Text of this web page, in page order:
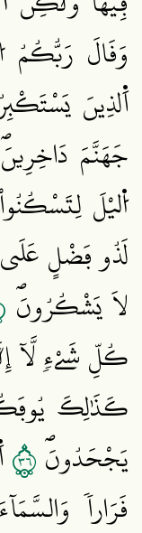
وَقَالَ
اَ۬لذِينَ
جَهَنَّمَ دَاخِرِينَۖ
اُ۬ليْلَ
لَذُو فَضْلٍ
لَا يَشْكُرُونَۖ
كُلِّ شَےْءٖ لَّآ
كَذَٰلِكَ يُوفَكُ
يَجْحَدُونَۖ٦٣
قَرَاراٗ